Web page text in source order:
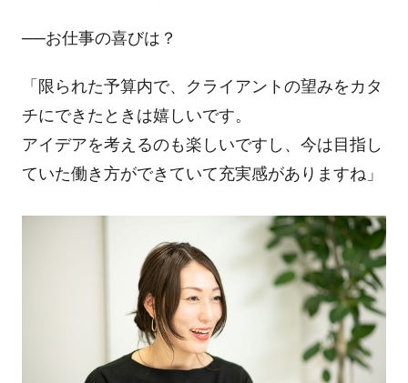
──お仕事の喜びは？
「限られた予算内で、クライアントの望みをカタ
チにできたときは嬉しいです。
アイデアを考えるのも楽しいですし、今は目指し
ていた働き方ができていて充実感がありますね」